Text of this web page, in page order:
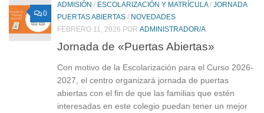
0
ADMISIÓN / ESCOLARIZACIÓN Y MATRÍCULA/ JORNADA
PUERTAS ABIERTAS / NOVEDADES
FEBRERO 11, 2026 POR ADMINISTRADOR/A
Jornada de «Puertas Abiertas»
Con motivo de la Escolarización para el Curso 2026-
2027, el centro organizará jornada de puertas
abiertas con el fin de que las familias que estén
interesadas en este colegio puedan tener un mejor